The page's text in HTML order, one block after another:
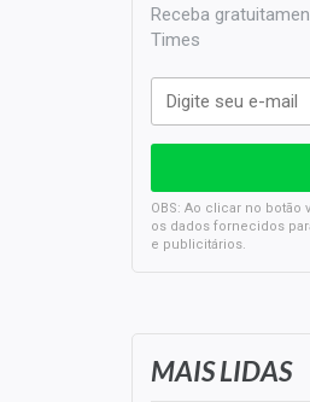
Receba
Times
OBS: Ao clicar no botão
os dados fornecidos
e publicitários.
MAIS LIDAS